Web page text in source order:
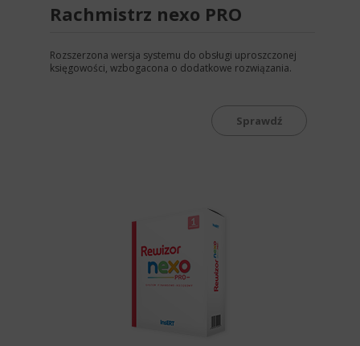
Rachmistrz nexo PRO
Rozszerzona wersja systemu do obsługi uproszczonej
księgowości, wzbogacona o dodatkowe rozwiązania.
Sprawdź